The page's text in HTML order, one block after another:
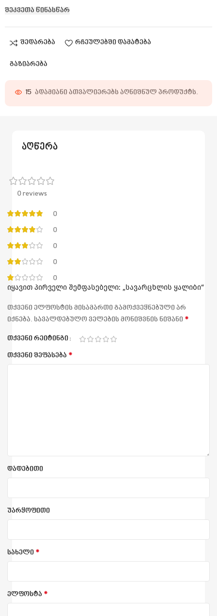
შეკვეთა წინასწარ
შედარება რჩეულებში დამატება
გაზიარება
15 ადამიანი ათვალიერებს აღნიშნულ პროდუქტს.
აღწერა
0 reviews
0
0
0
0
0
იყავით პირველი შემფასებელი: „სავარცხლის ყალიბი“
თქვენი ელფოსტის მისამართი გამოქვეყნებული არ
იქნება. სავალდებულო ველების მონიშვნის ნიშანი *
თქვენი რეიტინგი
თქვენი შეფასება *
დადებითი
უარყოფითი
სახელი *
ელფოსტა *